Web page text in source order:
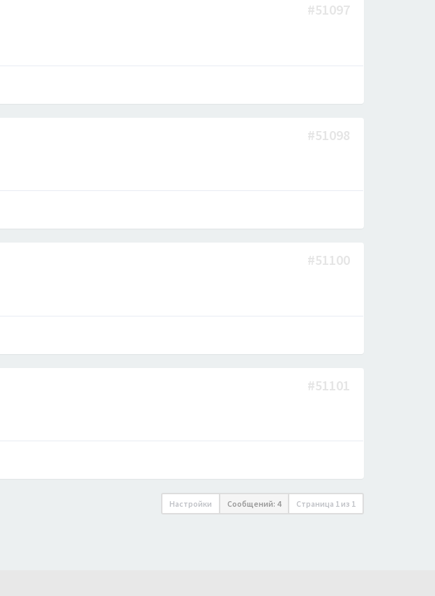
#51097
#51098
#51100
#51101
Настройки Сообщений: 4 Страница 1 из 1